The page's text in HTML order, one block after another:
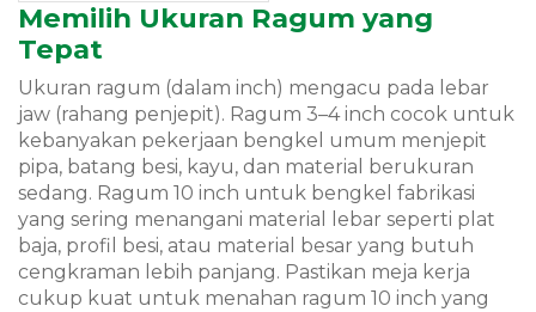
Memilih Ukuran Ragum yang
Tepat
Ukuran ragum (dalam inch) mengacu pada lebar
jaw (rahang penjepit). Ragum 3–4 inch cocok untuk
kebanyakan pekerjaan bengkel umum menjepit
pipa, batang besi, kayu, dan material berukuran
sedang. Ragum 10 inch untuk bengkel fabrikasi
yang sering menangani material lebar seperti plat
baja, profil besi, atau material besar yang butuh
cengkraman lebih panjang. Pastikan meja kerja
cukup kuat untuk menahan ragum 10 inch yang